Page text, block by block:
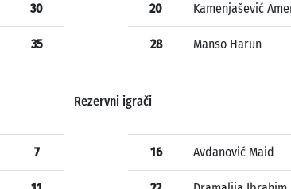
30
35
20 Kamenjašević
28 Manso Harun
Rezervni igrači
7 16 Avdanović Maid